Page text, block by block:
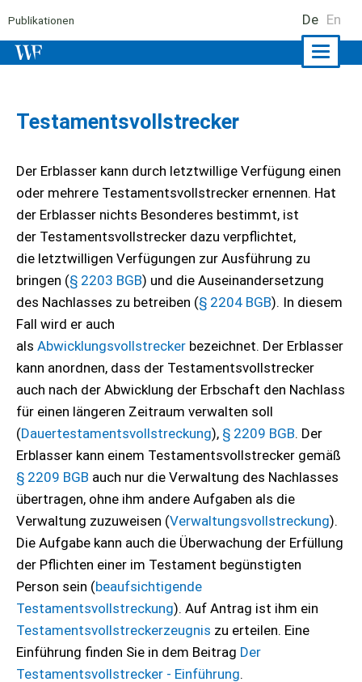
Publikationen De En
Testamentsvollstrecker
Der Erblasser kann durch letztwillige Verfügung einen
oder mehrere Testamentsvollstrecker ernennen. Hat
der Erblasser nichts Besonderes bestimmt, ist
der Testamentsvollstrecker dazu verpflichtet,
die letztwilligen Verfügungen zur Ausführung zu
bringen (§ 2203 BGB) und die Auseinandersetzung
des Nachlasses zu betreiben (§ 2204 BGB). In diesem
Fall wird er auch
als Abwicklungsvollstrecker bezeichnet. Der Erblasser
kann anordnen, dass der Testamentsvollstrecker
auch nach der Abwicklung der Erbschaft den Nachlass
für einen längeren Zeitraum verwalten soll
(Dauertestamentsvollstreckung), § 2209 BGB. Der
Erblasser kann einem Testamentsvollstrecker gemäß
§ 2209 BGB auch nur die Verwaltung des Nachlasses
übertragen, ohne ihm andere Aufgaben als die
Verwaltung zuzuweisen (Verwaltungsvollstreckung).
Die Aufgabe kann auch die Überwachung der Erfüllung
der Pflichten einer im Testament begünstigten
Person sein (beaufsichtigende
Testamentsvollstreckung). Auf Antrag ist ihm ein
Testamentsvollstreckerzeugnis zu erteilen. Eine
Einführung finden Sie in dem Beitrag Der
Testamentsvollstrecker - Einführung.